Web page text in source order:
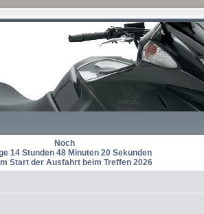
Noch
14 Stunden 48 Minuten 20 Sekunden
Start der Ausfahrt beim Treffen 2026